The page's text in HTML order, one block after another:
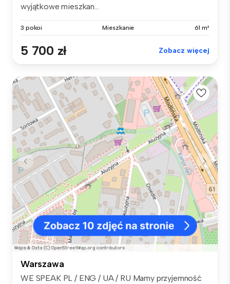
wyjątkowe mieszkan...
3 pokoi Mieszkanie 61 m²
5 700 zł Zobacz więcej
Warszawa
WE SPEAK PL / ENG / UA / RU Mamy przyjemność